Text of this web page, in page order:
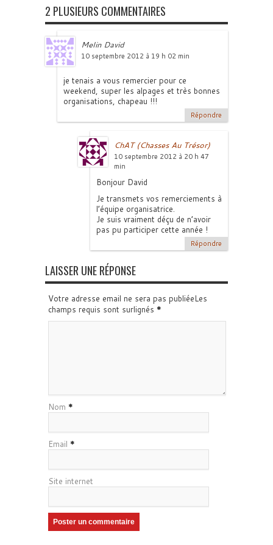
2 PLUSIEURS COMMENTAIRES
Melin David
10 septembre 2012 à 19 h 02 min
je tenais a vous remercier pour ce
weekend, super les alpages et très bonnes
organisations, chapeau !!!
Répondre
ChAT (Chasses Au Trésor)
10 septembre 2012 à 20 h 47
min
Bonjour David
Je transmets vos remerciements à
l’équipe organisatrice.
Je suis vraiment déçu de n’avoir
pas pu participer cette année !
Répondre
LAISSER UNE RÉPONSE
Votre adresse email ne sera pas publiéeLes
champs requis sont surlignés *
Nom *
Email *
Site internet